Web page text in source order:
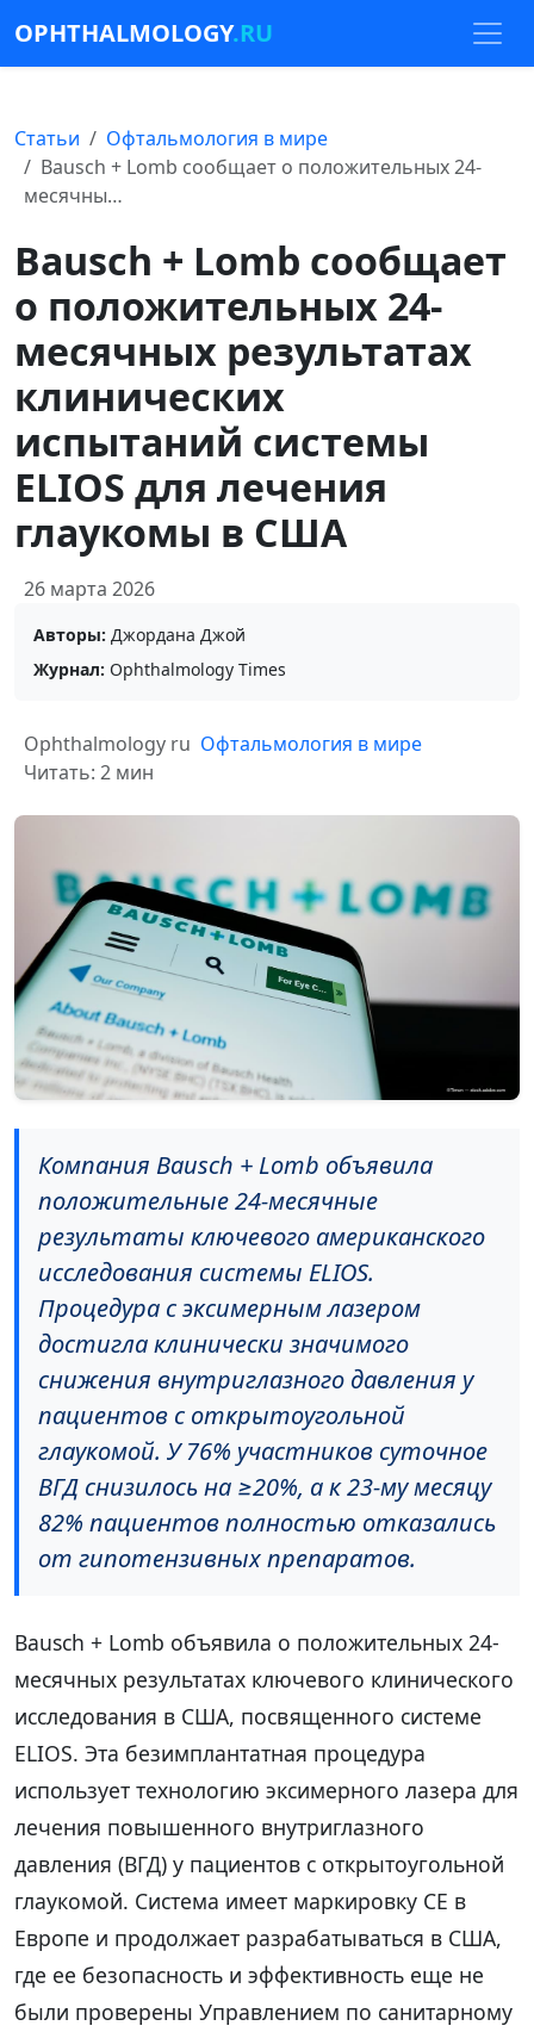
OPHTHALMOLOGY.RU
Статьи
Офтальмология в мире
Bausch + Lomb сообщает о положительных 24-
месячны…
Bausch + Lomb сообщает
о положительных 24-
месячных результатах
клинических
испытаний системы
ELIOS для лечения
глаукомы в США
26 марта 2026
Авторы: Джордана Джой
Журнал: Ophthalmology Times
Ophthalmology ru Офтальмология в мире
Читать: 2 мин
Компания Bausch + Lomb объявила
положительные 24-месячные
результаты ключевого американского
исследования системы ELIOS.
Процедура с эксимерным лазером
достигла клинически значимого
снижения внутриглазного давления у
пациентов с открытоугольной
глаукомой. У 76% участников суточное
ВГД снизилось на ≥20%, а к 23-му месяцу
82% пациентов полностью отказались
от гипотензивных препаратов.
Bausch + Lomb объявила о положительных 24-
месячных результатах ключевого клинического
исследования в США, посвященного системе
ELIOS. Эта безимплантатная процедура
использует технологию эксимерного лазера для
лечения повышенного внутриглазного
давления (ВГД) у пациентов с открытоугольной
глаукомой. Система имеет маркировку CE в
Европе и продолжает разрабатываться в США,
где ее безопасность и эффективность еще не
были проверены Управлением по санитарному